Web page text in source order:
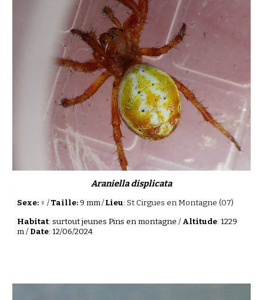
Araniella displicata
Sexe: ♀/Taille:9 mm/Lieu:St Cirgues en Montagne (07)
Habitat: surtout jeunes Pins en montagne / Altitude: 1229
m / Date: 12/06/2024